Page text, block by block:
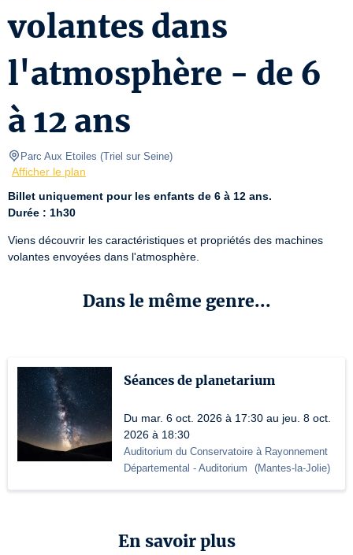
volantes dans
l'atmosphère - de 6
à 12 ans
Parc Aux Etoiles (Triel sur Seine)
Afficher le plan
Billet uniquement pour les enfants de 6 à 12 ans.
Durée : 1h30
Viens découvrir les caractéristiques et propriétés des machines
volantes envoyées dans l'atmosphère.
Dans le même genre...
Séances de planetarium
Du mar. 6 oct. 2026 à 17:30 au jeu. 8 oct.
2026 à 18:30
Auditorium du Conservatoire à Rayonnement
Départemental - Auditorium (Mantes-la-Jolie)
En savoir plus